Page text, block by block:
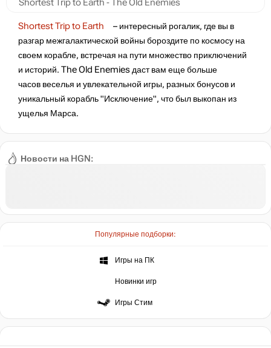
Новости на HGN:
Популярные подборки:
Игры на ПК
Новинки игр
Игры Стим
Shortest Trip to Earth - The Old Enemies
Shortest Trip to Earth
– интересный рогалик, где вы в
разгар межгалактической войны бороздите по космосу на
своем корабле, встречая на пути множество приключений
и историй. The Old Enemies даст вам еще больше
часов веселья и увлекательной игры, разных бонусов и
уникальный корабль "Исключение", что был выкопан из
ущелья Марса.